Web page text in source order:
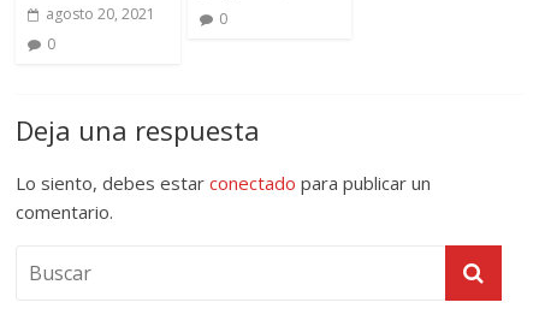
agosto 20, 2021
0
0
Deja una respuesta
Lo siento, debes estarconectado para publicar un
comentario.